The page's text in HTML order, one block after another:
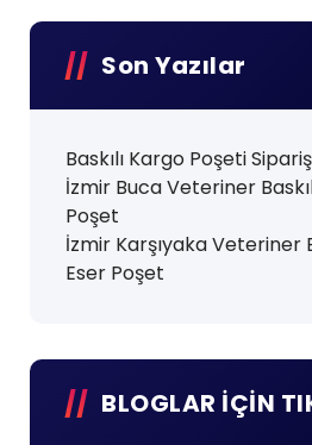
Son Yazılar
Baskılı Kargo Poşeti
İzmir Buca Veteriner
Poşet
İzmir Karşıyaka Veteriner
Eser Poşet
BLOGLAR İÇİN